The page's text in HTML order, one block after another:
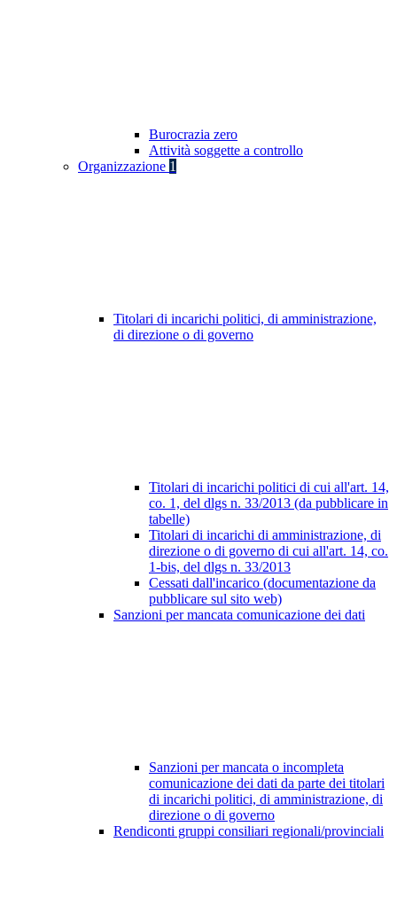
Burocrazia zero
Attività soggette a controllo
Organizzazione 1
Titolari di incarichi politici, di amministrazione,
di direzione o di governo
Titolari di incarichi politici di cui all'art. 14,
co. 1, del dlgs n. 33/2013 (da pubblicare in
tabelle)
Titolari di incarichi di amministrazione, di
direzione o di governo di cui all'art. 14, co.
1-bis, del dlgs n. 33/2013
Cessati dall'incarico (documentazione da
pubblicare sul sito web)
Sanzioni per mancata comunicazione dei dati
Sanzioni per mancata o incompleta
comunicazione dei dati da parte dei titolari
di incarichi politici, di amministrazione, di
direzione o di governo
Rendiconti gruppi consiliari regionali/provinciali